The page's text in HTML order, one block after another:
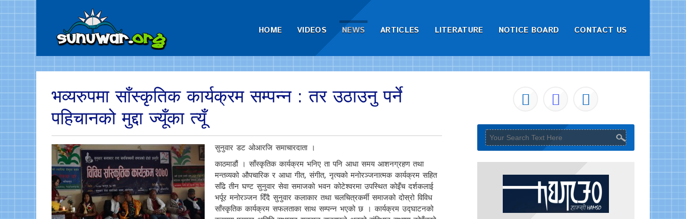
HOME VIDEOS NEWS ARTICLES LITERATURE NOTICE BOARD CONTACT US
भव्यरुपमा साँस्कृतिक कार्यक्रम सम्पन्न : तर उठाउनु पर्ने
पहिचानको मुद्दा ज्यूँका त्यूँ
सुनुवार डट ओआरजि समाचारदाता ।
काठमाडौं । साँस्कृतिक कार्यक्रम भनिए ता पनि आधा समय आशनग्रहण तथा
मन्तव्यको औपचारिक र आधा गीत, संगीत, नृत्यको मनोरञ्जनात्मक कार्यक्रम सहित
साँढे तीन घण्ट सुनुवार सेवा समाजको भवन कोटेश्वरमा उपस्थित कोइँच दर्शकलाई
भर्पूर मनोरञ्जन दिँदै सुनुवार कलाकार तथा चलचित्रकर्मी समाजको दोस्रो विविध
साँस्कृतिक कार्यक्रम सफलताका साथ सम्पन्न भएको छ । कार्यक्रम उद्घाटनको